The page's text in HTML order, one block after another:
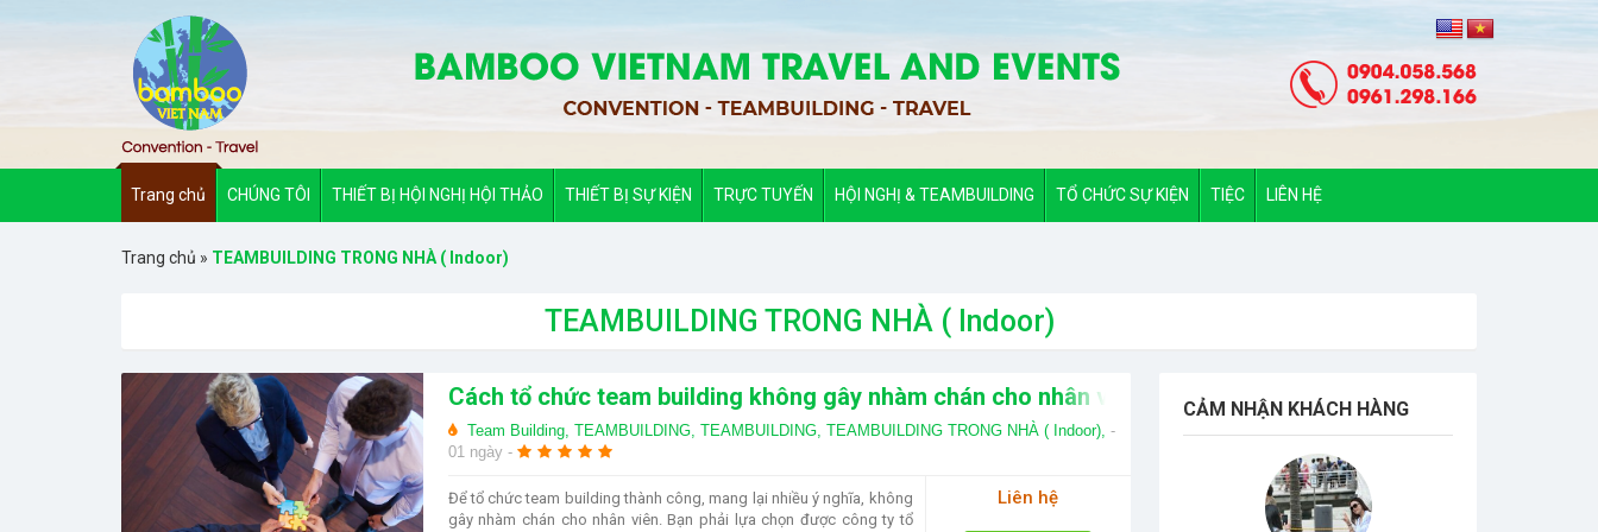
Trang chủ CHÚNG TÔI THIẾT BỊ HỘI NGHỊ HỘI THẢO THIẾT BỊ SỰ KIỆN TRỰC TUYẾN HỘI NGHỊ & TEAMBUILDING TỔ CHỨC SỰ KIỆN TIỆC LIÊN HỆ
Trang chủ » TEAMBUILDING TRONG NHÀ ( Indoor)
TEAMBUILDING TRONG NHÀ ( Indoor)
Cách tổ chức team building không gây nhàm chán cho nhân viên
Team Building, TEAMBUILDING, TEAMBUILDING, TEAMBUILDING TRONG NHÀ ( Indoor), -
01 ngày -
Để tổ chức team building thành công, mang lại nhiều ý nghĩa, không
gây nhàm chán cho nhân viên. Bạn phải lựa chọn được công ty tổ
Liên hệ
CẢM NHẬN KHÁCH HÀNG